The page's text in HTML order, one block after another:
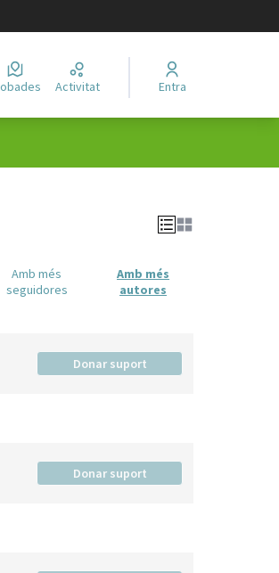
Activitat Entra
Amb més
seguidores
Amb més
autores
Donar suport
Donar suport